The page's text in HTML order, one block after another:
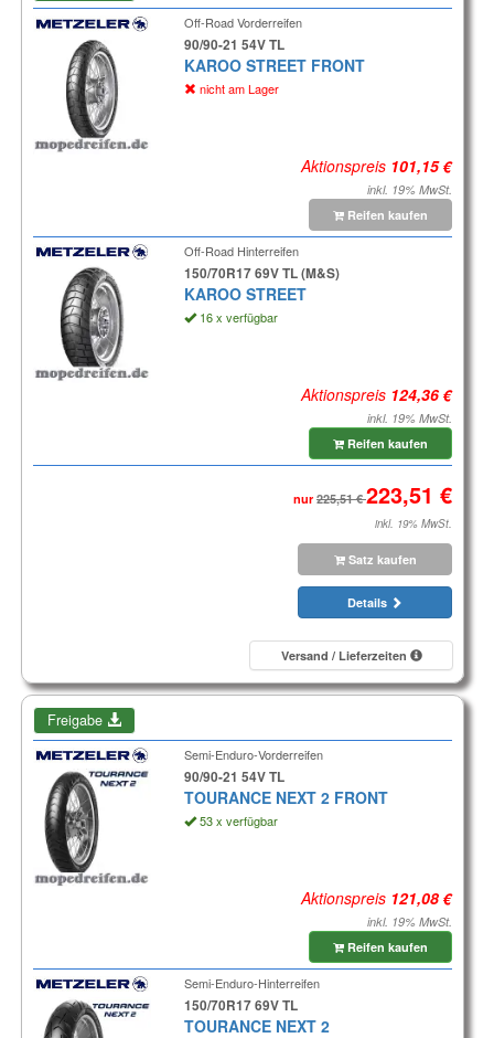
Off-Road Vorderreifen
90/90-21 54V TL
KAROO STREET FRONT
nicht am Lager
Aktionspreis
inkl. 19% MwSt.
Reifen kaufen
Off-Road Hinterreifen
150/70R17 69V TL (M&S)
KAROO STREET
16 x verfügbar
Aktionspreis
inkl. 19% MwSt.
Reifen kaufen
nur
inkl. 19% MwSt.
Satz kaufen
Details
Versand / Lieferzeiten
Freigabe
Semi-Enduro-Vorderreifen
90/90-21 54V TL
TOURANCE NEXT 2 FRONT
53 x verfügbar
Aktionspreis
inkl. 19% MwSt.
Reifen kaufen
Semi-Enduro-Hinterreifen
150/70R17 69V TL
TOURANCE NEXT 2